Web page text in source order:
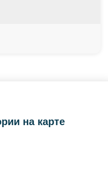
на карте